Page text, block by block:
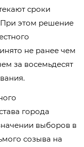
сроки
этом решение
не ранее чем
за восемьдесят
города
выборов в
созыва на